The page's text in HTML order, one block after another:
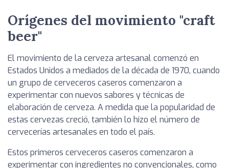
Orígenes del movimiento "craft
beer"
El movimiento de la cerveza artesanal comenzó en
Estados Unidos a mediados de la década de 1970, cuando
un grupo de cerveceros caseros comenzaron a
experimentar con nuevos sabores y técnicas de
elaboración de cerveza. A medida que la popularidad de
estas cervezas creció, también lo hizo el número de
cervecerías artesanales en todo el país.
Estos primeros cerveceros caseros comenzaron a
experimentar con ingredientes no convencionales, como